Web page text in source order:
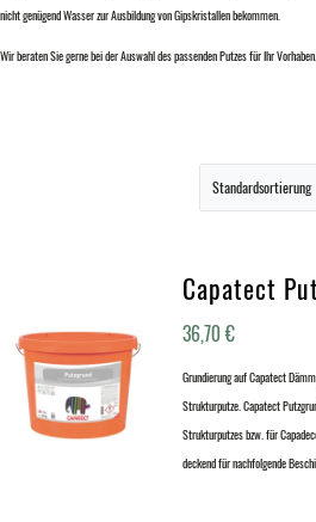
nicht genügend Wasser zur Ausbildung von Gipskristallen bekommen.
Wir beraten Sie gerne bei der Auswahl des passenden Putzes für Ihr
Capatect
36,70€
Grundierung auf Capatect
Strukturputze. Capatect
Strukturputzes bzw. für
deckend für nachfolgende